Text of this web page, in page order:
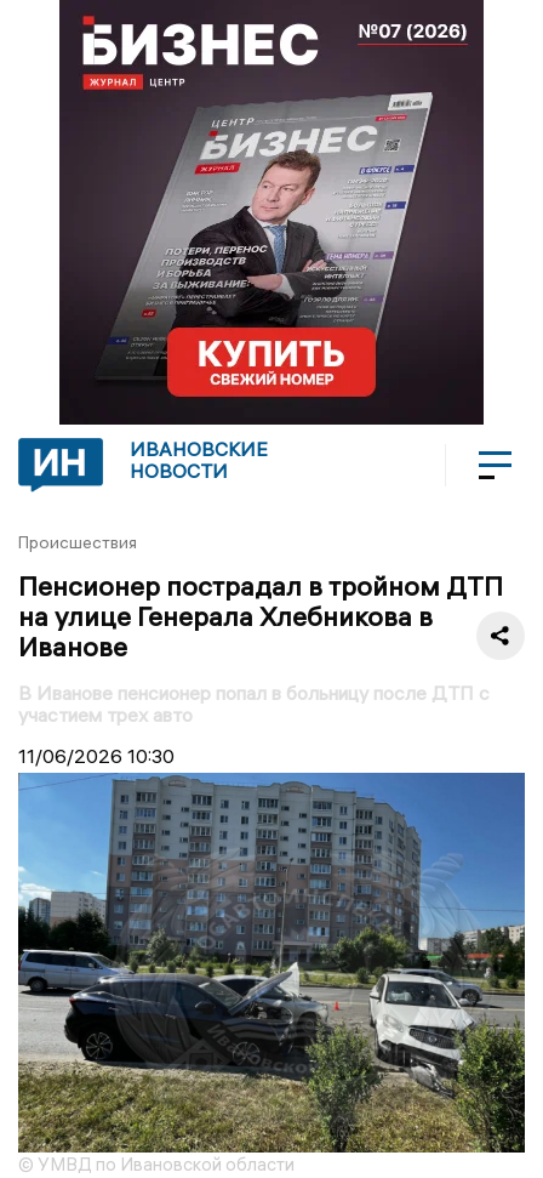
ИВАНОВСКИЕ
НОВОСТИ
Происшествия
Пенсионер пострадал в тройном ДТП
на улице Генерала Хлебникова в
Иванове
В Иванове пенсионер попал в больницу после ДТП с
участием трех авто
11/06/2026 10:30
© УМВД по Ивановской области